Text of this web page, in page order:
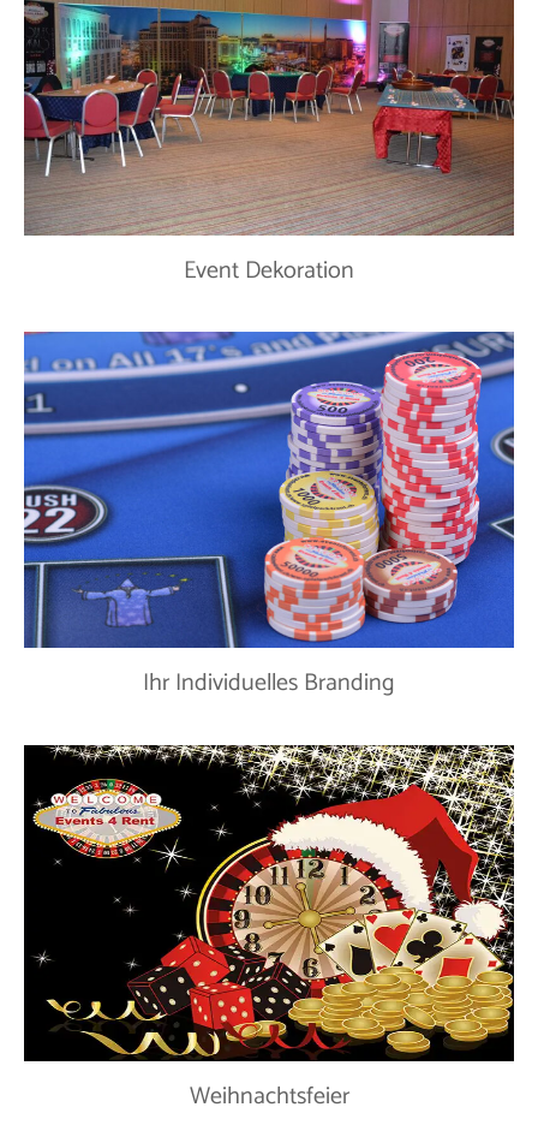
Event Dekoration
Ihr Individuelles Branding
Weihnachtsfeier